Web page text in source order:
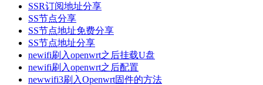
SSR订阅地址分享
SS节点分享
SS节点地址免费分享
SS节点地址分享
newifi刷入openwrt之后挂载U盘
newifi刷入openwrt之后配置
newwifi3刷入Openwrt固件的方法